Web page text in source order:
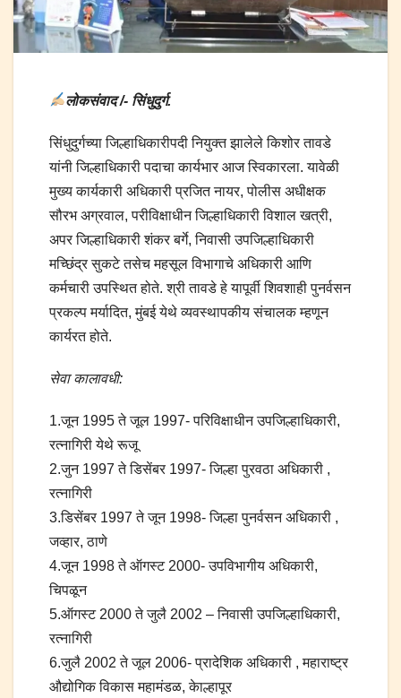
लोकसंवाद /- सिंधुदुर्ग.
सिंधुदुर्गच्या जिल्हाधिकारीपदी नियुक्त झालेले किशोर तावडे
यांनी जिल्हाधिकारी पदाचा कार्यभार आज स्विकारला. यावेळी
मुख्य कार्यकारी अधिकारी प्रजित नायर, पोलीस अधीक्षक
सौरभ अग्रवाल, परीविक्षाधीन जिल्हाधिकारी विशाल खत्री,
अपर जिल्हाधिकारी शंकर बर्गे, निवासी उपजिल्हाधिकारी
मच्छिंद्र सुकटे तसेच महसूल विभागाचे अधिकारी आणि
कर्मचारी उपस्थित होते. श्री तावडे हे यापूर्वी शिवशाही पुनर्वसन
प्रकल्प मर्यादित, मुंबई येथे व्यवस्थापकीय संचालक म्हणून
कार्यरत होते.
सेवा कालावधी:
1.जून 1995 ते जूल 1997- परिविक्षाधीन उपजिल्हाधिकारी,
रत्नागिरी येथे रूजू
2.जुन 1997 ते डिसेंबर 1997- जिल्हा पुरवठा अधिकारी ,
रत्नागिरी
3.डिसेंबर 1997 ते जून 1998- जिल्हा पुनर्वसन अधिकारी ,
जव्हार, ठाणे
4.जून 1998 ते ऑगस्ट 2000- उपविभागीय अधिकारी,
चिपळून
5.ऑगस्ट 2000 ते जुलै 2002 – निवासी उपजिल्हाधिकारी,
रत्नागिरी
6.जुलै 2002 ते जूल 2006- प्रादेशिक अधिकारी , महाराष्ट्र
औद्योगिक विकास महामंडळ, केाल्हापूर